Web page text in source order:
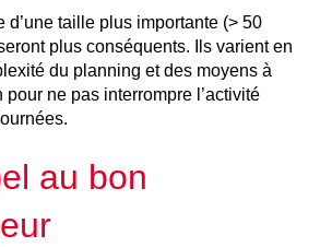
d’une taille plus importante (> 50
plus conséquents. Ils varient en
du planning et des moyens à
pour ne pas interrompre l’activité
au bon